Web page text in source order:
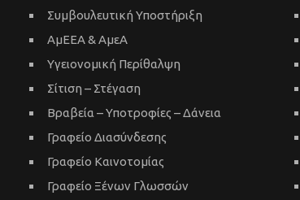
Συμβουλευτική Υποστήριξη
ΑμΕΕΑ & ΑμεΑ
Υγειονομική Περίθαλψη
Σίτιση – Στέγαση
Βραβεία – Υποτροφίες – Δάνεια
Γραφείο Διασύνδεσης
Γραφείο Καινοτομίας
Γραφείο Ξένων Γλωσσών